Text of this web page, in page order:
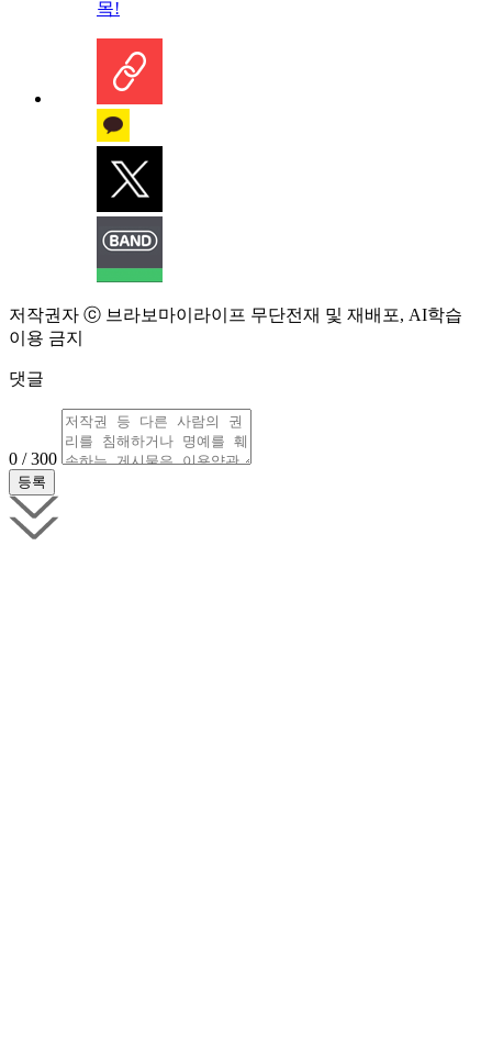
목!
저작권자 ⓒ 브라보마이라이프 무단전재 및 재배포, AI학습
이용 금지
댓글
0 / 300